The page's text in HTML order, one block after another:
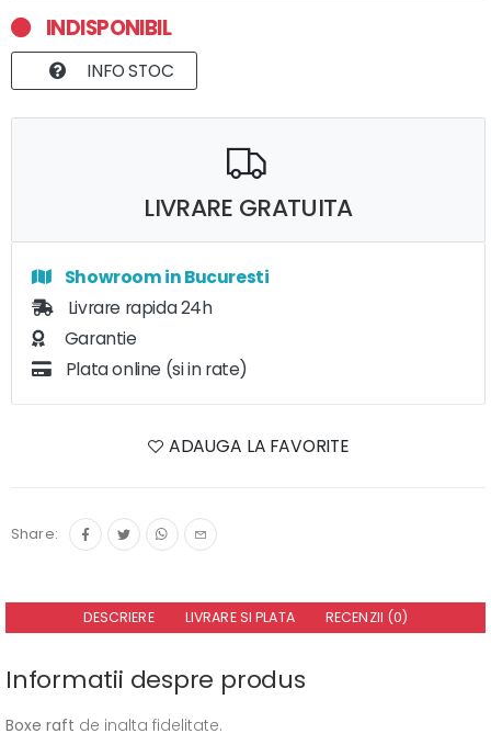
INDISPONIBIL
INFO STOC
LIVRARE GRATUITA
Showroom in Bucuresti
Livrare rapida 24h
Garantie
Plata online (si in rate)
ADAUGA LA FAVORITE
Share:
DESCRIERE LIVRARE SI PLATA RECENZII (0)
Informatii despre produs
Boxe raft de inalta fidelitate.